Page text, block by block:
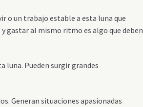
o un trabajo estable a esta luna que
gastar al mismo ritmo es algo que deben
luna. Pueden surgir grandes
Generan situaciones apasionadas